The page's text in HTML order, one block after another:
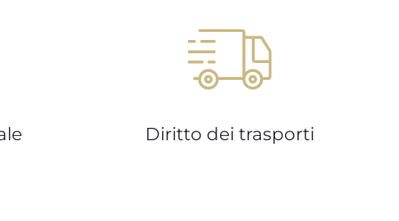
Diritto dei trasporti